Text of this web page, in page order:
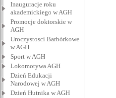
Inauguracje roku
akademickiego w AGH
Promocje doktorskie w
AGH
Uroczystosci Barbórkowe
w AGH
Sport w AGH
Lokomotywa AGH
Dzień Edukacji
Narodowej w AGH
Dzień Hutnika w AGH